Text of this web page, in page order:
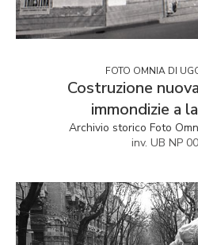
FOTO OMNIA DI
Costruzione
immondizie a
Archivio storico Foto
inv. UB NP